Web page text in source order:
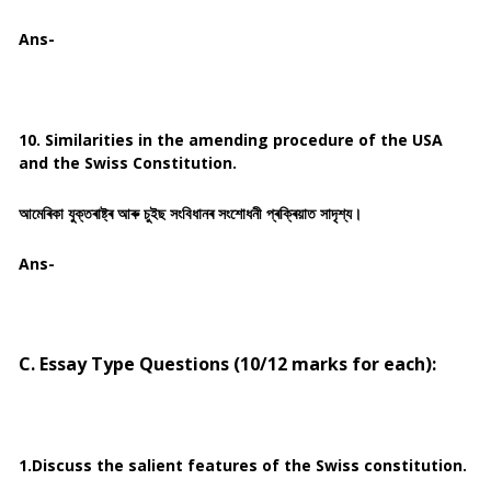
Ans-
10. Similarities in the amending procedure of the USA
and the Swiss Constitution.
আমেৰিকা যুক্তৰাষ্ট্ৰ আৰু চুইছ সংবিধানৰ সংশোধনী প্ৰক্ৰিয়াত সাদৃশ্য।
Ans-
C. Essay Type Questions (10/12 marks for each):
1.Discuss the salient features of the Swiss constitution.